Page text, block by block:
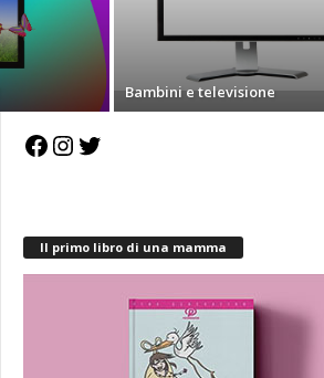
Bambini e televisione
Facebook Instagram Twitter
Il primo libro di una mamma